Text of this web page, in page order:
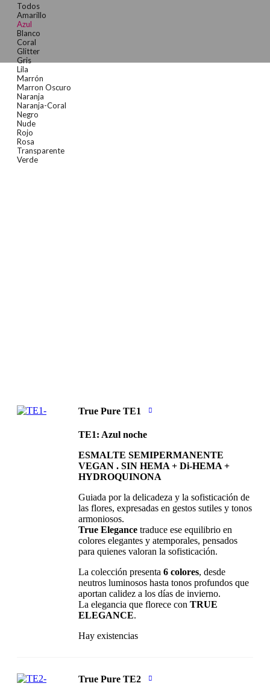
Todos
Amarillo
Azul
Blanco
Coral
Glitter
Gris
Lila
Marrón
Marron Oscuro
Naranja
Naranja-Coral
Negro
Nude
Rojo
Rosa
Transparente
Verde
True Pure TE1
TE1: Azul noche
ESMALTE SEMIPERMANENTE
VEGAN . SIN HEMA + Di-HEMA +
HYDROQUINONA
Guiada por la delicadeza y la sofisticación de
las flores, expresadas en gestos sutiles y tonos
armoniosos.
True Elegance traduce ese equilibrio en
colores elegantes y atemporales, pensados
para quienes valoran la sofisticación.
La colección presenta6 colores, desde
neutros luminosos hasta tonos profundos que
aportan calidez a los días de invierno.
La elegancia que florece conTRUE
ELEGANCE.
Hay existencias
True Pure TE2